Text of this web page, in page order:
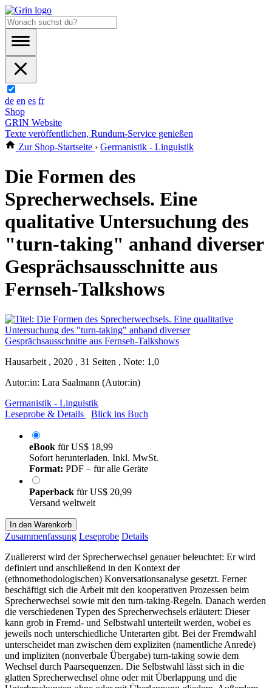
de en es fr
Shop
GRIN Website
Texte veröffentlichen, Rundum-Service genießen
Zur Shop-Startseite › Germanistik - Linguistik
Die Formen des
Sprecherwechsels. Eine
qualitative Untersuchung des
"turn-taking" anhand diverser
Gesprächsausschnitte aus
Fernseh-Talkshows
Hausarbeit , 2020 , 31 Seiten , Note: 1,0
Autor:in: Lara Saalmann (Autor:in)
Germanistik - Linguistik
Leseprobe & Details
Blick ins Buch
eBook fürUS$ 18,99
Sofort herunterladen. Inkl. MwSt.
Format: PDF – für alle Geräte
Paperback fürUS$ 20,99
Versand weltweit
In den Warenkorb
Zusammenfassung Leseprobe Details
Zuallererst wird der Sprecherwechsel genauer beleuchtet: Er wird
definiert und anschließend in den Kontext der
(ethnomethodologischen) Konversationsanalyse gesetzt. Ferner
beschäftigt sich die Arbeit mit den kooperativen Prozessen beim
Sprecherwechsel sowie mit den turn-taking-Regeln. Danach werden
die verschiedenen Typen des Sprecherwechsels erläutert: Dieser
kann grob in Fremd- und Selbstwahl unterteilt werden, wobei es
jeweils noch unterschiedliche Unterarten gibt. Bei der Fremdwahl
unterscheidet man zwischen dem expliziten (namentliche Anrede)
und impliziten (nonverbale Übergabe) turn-taking sowie dem
Wechsel durch Paarsequenzen. Die Selbstwahl lässt sich in die
glatten Sprecherwechsel ohne oder mit Überlappung und die